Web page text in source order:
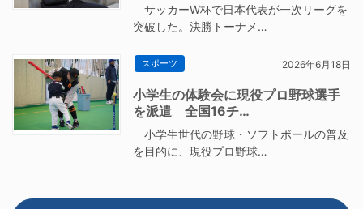
サッカーW杯で日本代表が一次リーグを
突破した。決勝トーナメ…
スポーツ 2026年6月18日
小学生の体験会に現役プロ野球選手
を派遣 全国16チ…
小学生世代の野球・ソフトボールの普及
を目的に、現役プロ野球…